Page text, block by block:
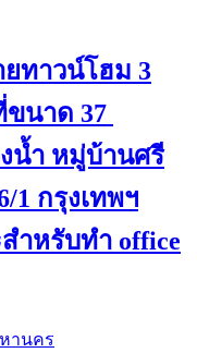
ยทาวน์โฮม 3
ขนาด 37
น้ำ หมู่บ้านศรี
1 กรุงเทพฯ
ำหรับทำ office
านคร